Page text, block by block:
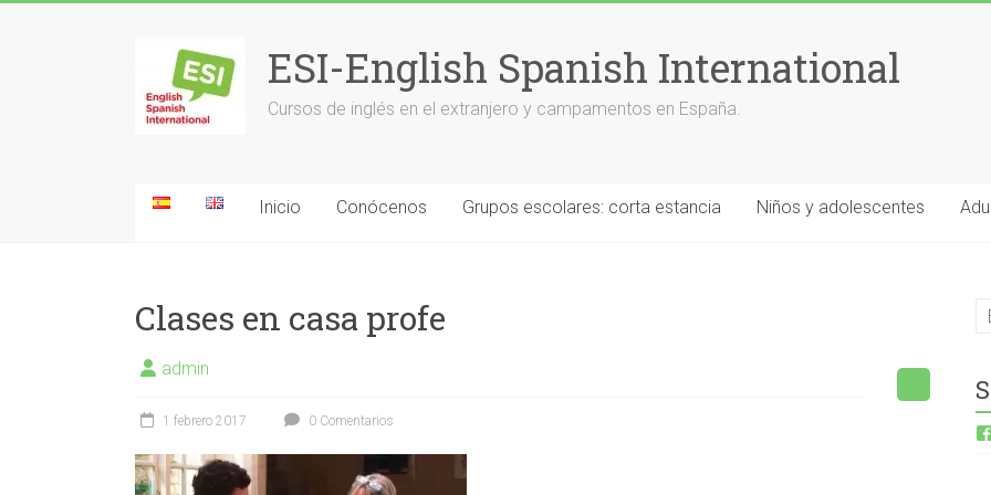
ESI-English Spanish International
Cursos de inglés en el extranjero y campamentos en España.
Inicio Conócenos Grupos escolares: corta estancia Niños y adolescentes
Clases en casa profe
admin
1 febrero 2017 0 Comentarios